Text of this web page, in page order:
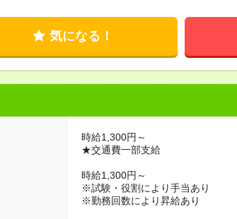
気になる！
時給1,300円～
★交通費一部支給
時給1,300円～
※試験・役割により手当あり
※勤務回数により昇給あり